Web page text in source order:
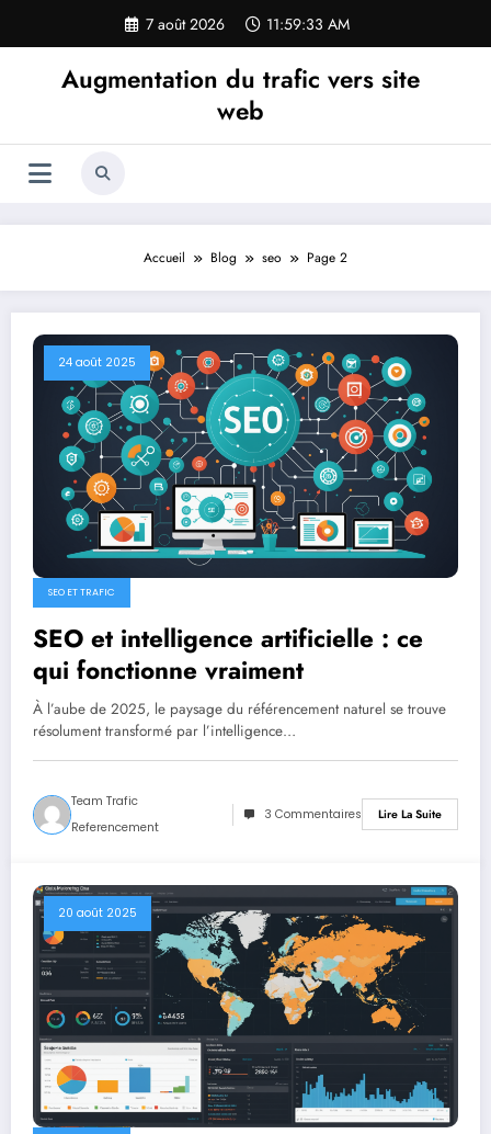
contenu
7 août 2026 11:59:34 AM
Augmentation du trafic vers site
web
Accueil Blog seo Page 2
24 août 2025
SEO ET TRAFIC
SEO et intelligence artificielle : ce
qui fonctionne vraiment
À l’aube de 2025, le paysage du référencement naturel se trouve
résolument transformé par l’intelligence…
Team Trafic
Referencement
3 Commentaires Lire La Suite
20 août 2025